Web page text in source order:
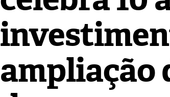
ampliação